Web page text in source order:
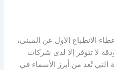
الانطباع الأول عن المبنى،
لا تتوفر إلا لدى شركات
تُعد من أبرز الأسماء في